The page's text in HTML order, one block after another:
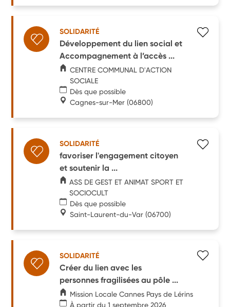
SOLIDARITÉ
Développement du lien social et
Accompagnement à l’accès ...
CENTRE COMMUNAL D'ACTION
SOCIALE
Dès que possible
Cagnes-sur-Mer (06800)
SOLIDARITÉ
favoriser l'engagement citoyen
et soutenir la ...
ASS DE GEST ET ANIMAT SPORT ET
SOCIOCULT
Dès que possible
Saint-Laurent-du-Var (06700)
SOLIDARITÉ
Créer du lien avec les
personnes fragilisées au pôle ...
Mission Locale Cannes Pays de Lérins
À partir du 1 septembre 2026